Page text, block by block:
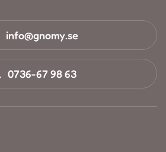
info@gnomy.se
0736-67 98 63